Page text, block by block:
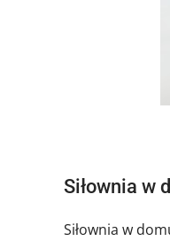
Siłownia w
Siłownia w